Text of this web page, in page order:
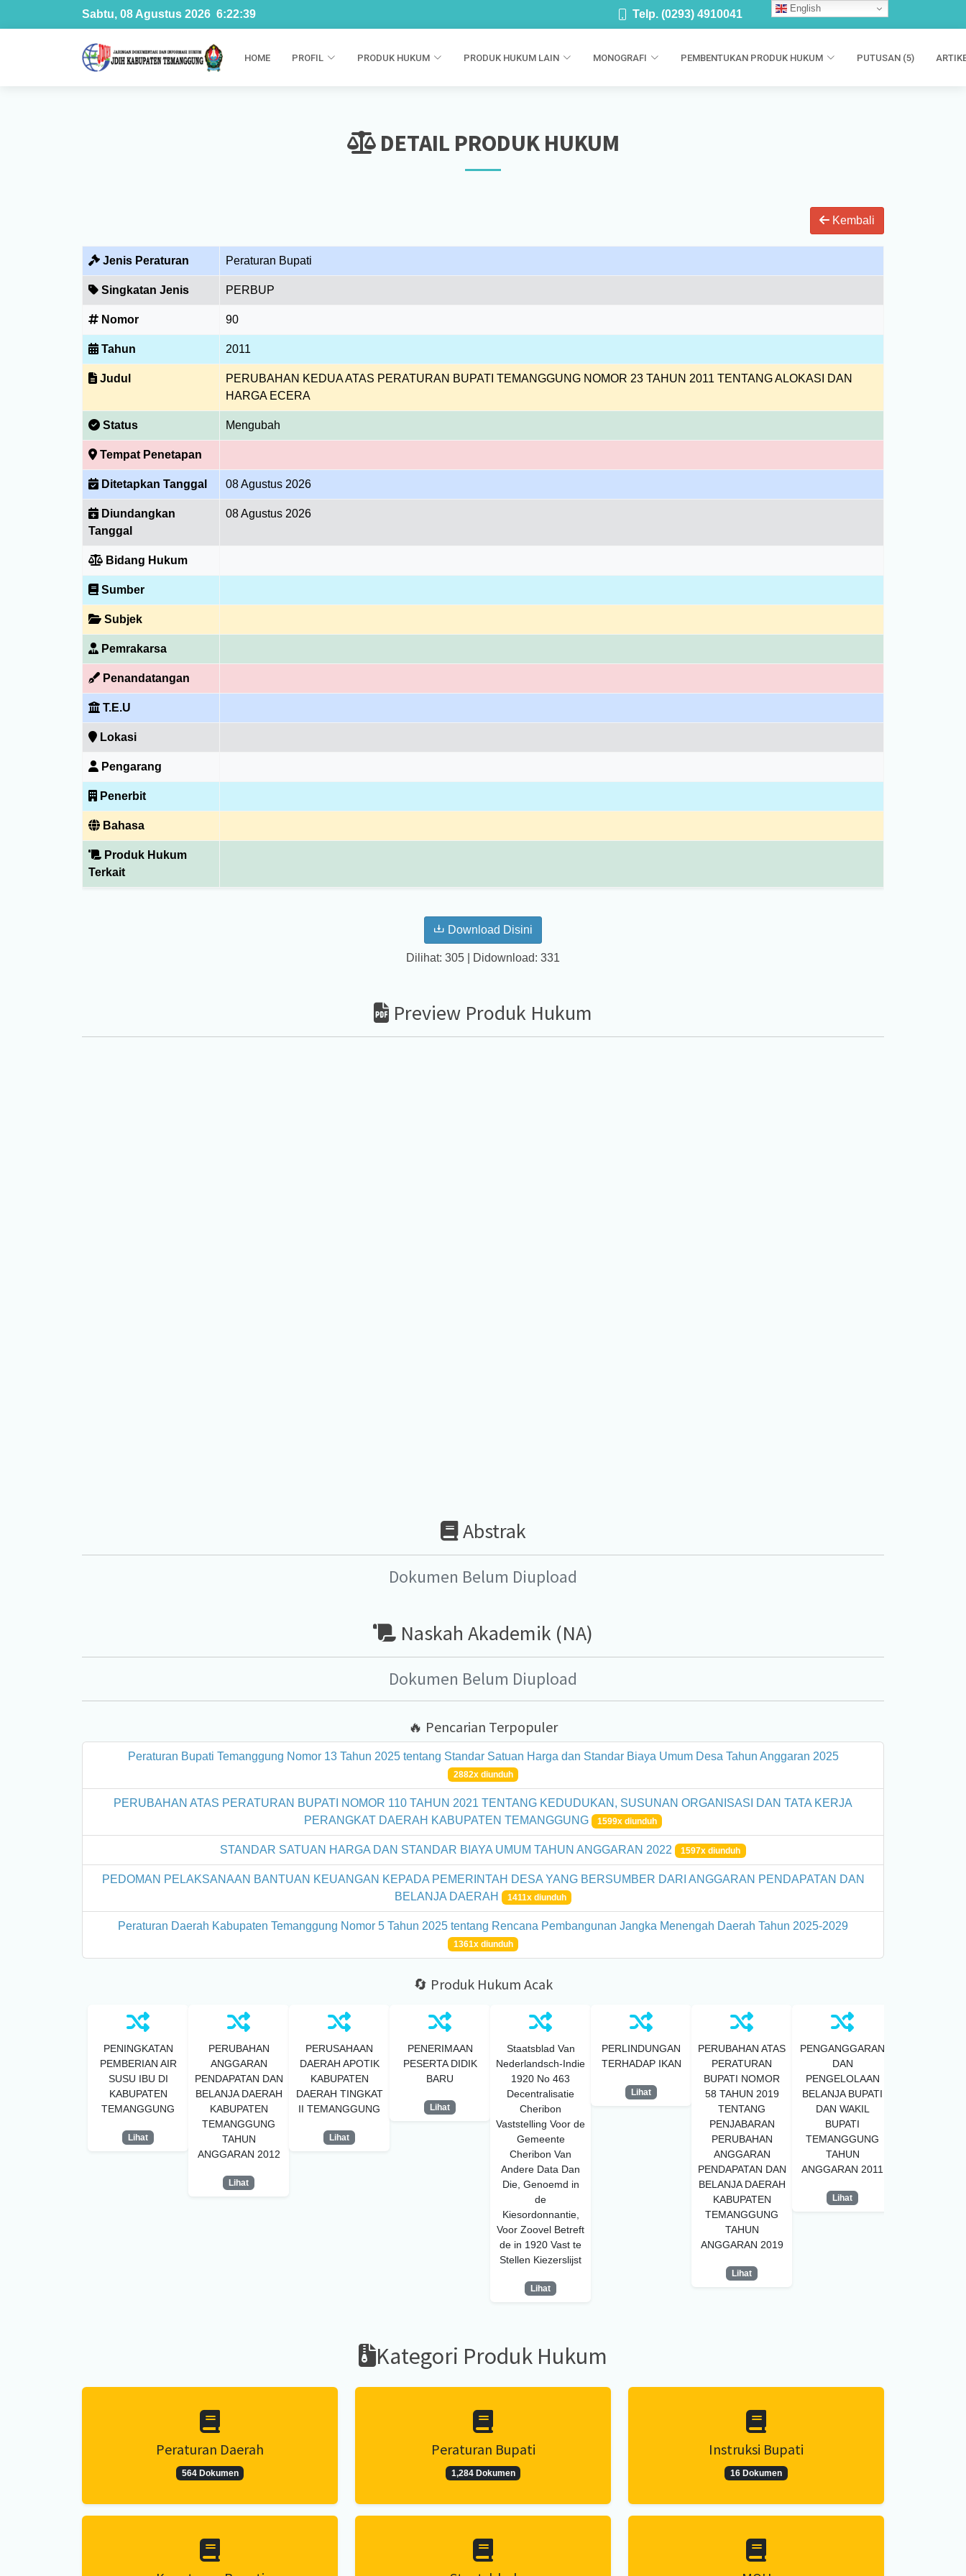
English
Sabtu, 08 Agustus 2026 6:22:40 Telp. (0293) 4910041
HOME PROFIL PRODUK HUKUM PRODUK HUKUM LAIN MONOGRAFI PEMBENTUKAN PRODUK HUKUM PUTUSAN (5)
DETAIL PRODUK HUKUM
Kembali
Jenis Peraturan Peraturan Bupati
Singkatan Jenis PERBUP
Nomor 90
Tahun 2011
Judul
PERUBAHAN KEDUA ATAS PERATURAN BUPATI TEMANGGUNG NOMOR 23 TAHUN 2011 TENTANG ALOKASI DAN
HARGA ECERA
Status Mengubah
Tempat Penetapan
Ditetapkan Tanggal 08 Agustus 2026
Diundangkan
Tanggal
08 Agustus 2026
Bidang Hukum
Sumber
Subjek
Pemrakarsa
Penandatangan
T.E.U
Lokasi
Pengarang
Penerbit
Bahasa
Produk Hukum
Terkait
Download Disini
Dilihat: 305 | Didownload: 331
Preview Produk Hukum
Abstrak
Dokumen Belum Diupload
Naskah Akademik (NA)
Dokumen Belum Diupload
🔥 Pencarian Terpopuler
Peraturan Bupati Temanggung Nomor 13 Tahun 2025 tentang Standar Satuan Harga dan Standar Biaya Umum Desa Tahun Anggaran 2025
2882x diunduh
PERUBAHAN ATAS PERATURAN BUPATI NOMOR 110 TAHUN 2021 TENTANG KEDUDUKAN, SUSUNAN ORGANISASI DAN TATA KERJA
PERANGKAT DAERAH KABUPATEN TEMANGGUNG
1599x diunduh
STANDAR SATUAN HARGA DAN STANDAR BIAYA UMUM TAHUN ANGGARAN 2022 1597x diunduh
PEDOMAN PELAKSANAAN BANTUAN KEUANGAN KEPADA PEMERINTAH DESA YANG BERSUMBER DARI ANGGARAN PENDAPATAN DAN
BELANJA DAERAH
1411x diunduh
Peraturan Daerah Kabupaten Temanggung Nomor 5 Tahun 2025 tentang Rencana Pembangunan Jangka Menengah Daerah Tahun 2025-2029
1361x diunduh
🔄 Produk Hukum Acak
PENINGKATAN
PEMBERIAN AIR
SUSU IBU DI
KABUPATEN
TEMANGGUNG
Lihat
PERUBAHAN
ANGGARAN
PENDAPATAN DAN
BELANJA DAERAH
KABUPATEN
TEMANGGUNG
TAHUN
ANGGARAN 2012
Lihat
PERUSAHAAN
DAERAH APOTIK
KABUPATEN
DAERAH TINGKAT
II TEMANGGUNG
Lihat
PENERIMAAN
PESERTA DIDIK
BARU
Lihat
Staatsblad Van
Nederlandsch-Indie
1920 No 463
Decentralisatie
Cheribon
Vaststelling Voor de
Gemeente
Cheribon Van
Andere Data Dan
Die, Genoemd in
de
Kiesordonnantie,
Voor Zoovel Betreft
de in 1920 Vast te
Stellen Kiezerslijst
Lihat
PERLINDUNGAN
TERHADAP IKAN
Lihat
PERUBAHAN ATAS
PERATURAN
BUPATI NOMOR
58 TAHUN 2019
TENTANG
PENJABARAN
PERUBAHAN
ANGGARAN
PENDAPATAN DAN
BELANJA DAERAH
KABUPATEN
TEMANGGUNG
TAHUN
ANGGARAN 2019
Lihat
PENGANGGARAN
DAN
PENGELOLAAN
BELANJA BUPATI
DAN WAKIL
BUPATI
TEMANGGUNG
TAHUN
ANGGARAN 2011
Lihat
Kategori Produk Hukum
Peraturan Daerah
564 Dokumen
Peraturan Bupati
1,284 Dokumen
Instruksi Bupati
16 Dokumen